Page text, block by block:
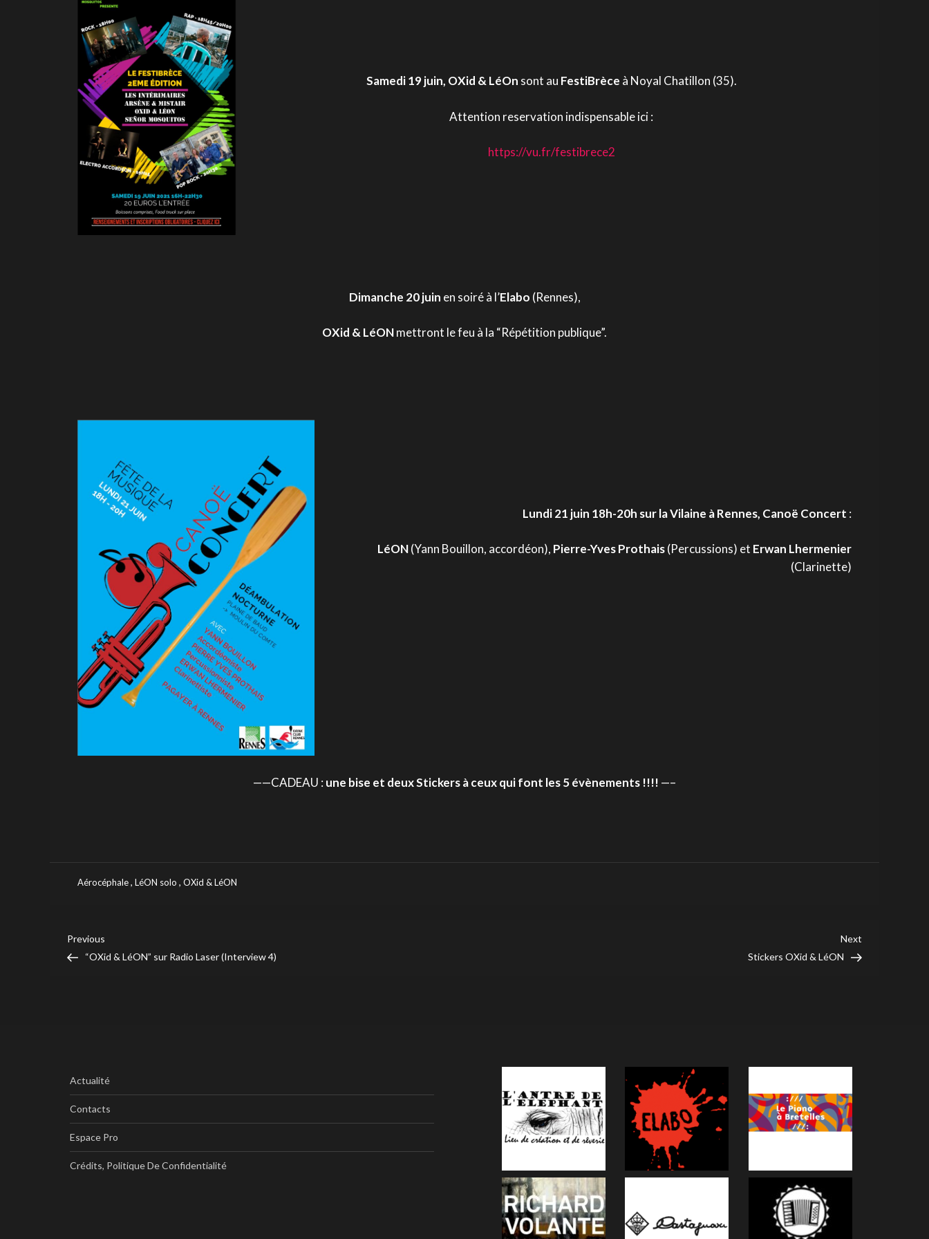
Samedi 19 juin, OXid & LéOn sont au FestiBrèce à Noyal Chatillon (35).
Attention reservation indispensable ici :
https://vu.fr/festibrece2
Dimanche 20 juin en soiré à l’Elabo (Rennes),
OXid & LéONmettront le feu à la “Répétition publique”.
Lundi 21 juin 18h-20h sur la Vilaine à Rennes, Canoë Concert :
LéON(Yann Bouillon, accordéon), Pierre-Yves Prothais(Percussions) et Erwan Lhermenier
(Clarinette)
——CADEAU : une bise et deux Stickers à ceux qui font les 5 évènements !!!! —–
Aérocéphale, LéON solo , OXid & LéON
Navigation
Previous
Post
Previous
“OXid & LéON” sur Radio Laser (Interview 4)
Post
Next
Stickers OXid & LéON
Actualité
Contacts
Espace Pro
Crédits, Politique De Confidentialité